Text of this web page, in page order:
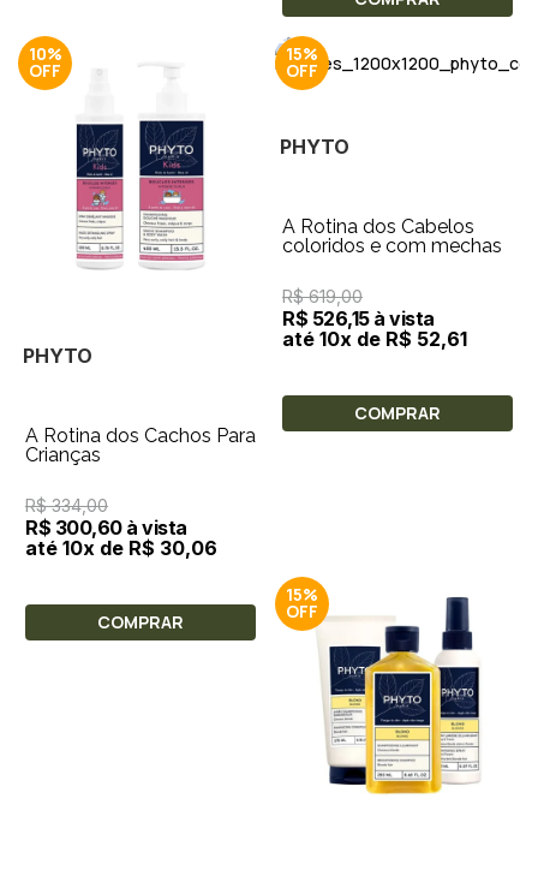
10%
PHYTO
A Rotina dos Cachos Para
Crianças
R$ 334,00
R$ 300,60 à vista
até 10x de R$ 30,06
COMPRAR
15%
PHYTO
A Rotina dos Cabelos
coloridos e com mechas
R$ 619,00
R$ 526,15 à vista
até 10x de R$ 52,61
COMPRAR
15%